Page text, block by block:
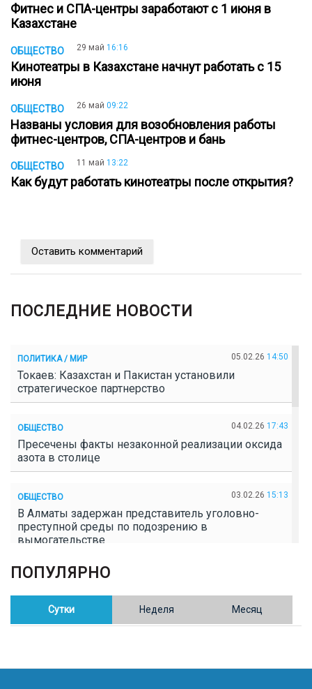
Фитнес и СПА-центры заработают с 1 июня в
Казахстане
ОБЩЕСТВО 29 май 16:16
Кинотеатры в Казахстане начнут работать с 15
июня
ОБЩЕСТВО 26 май 09:22
Названы условия для возобновления работы
фитнес-центров, СПА-центров и бань
ОБЩЕСТВО 11 май 13:22
Как будут работать кинотеатры после открытия?
Оставить комментарий
ПОСЛЕДНИЕ НОВОСТИ
ПОЛИТИКА / МИР 05.02.26 14:50
Токаев: Казахстан и Пакистан установили
стратегическое партнерство
ОБЩЕСТВО 04.02.26 17:43
Пресечены факты незаконной реализации оксида
азота в столице
ОБЩЕСТВО 03.02.26 15:13
В Алматы задержан представитель уголовно-
преступной среды по подозрению в
вымогательстве
ОБЩЕСТВО
Полицейские пресекли незаконное выращивание
конопли в Таразе
Казахстан возглавил Договор о зоне, свободной от
ПОПУЛЯРНО
Сутки Неделя Месяц